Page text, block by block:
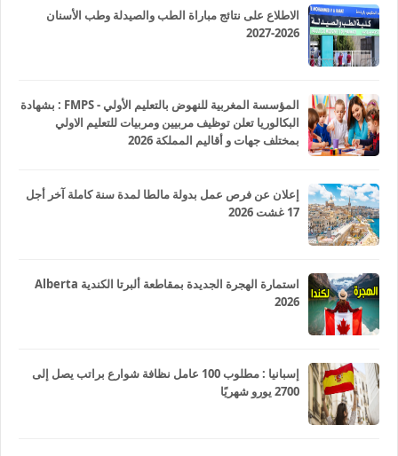
الاطلاع على نتائج مباراة الطب والصيدلة وطب الأسنان
2026-2027
المؤسسة المغربية للنهوض بالتعليم الأولي - FMPS : بشهادة
البكالوريا تعلن توظيف مربيين ومربيات للتعليم الاولي
بمختلف جهات و أقاليم المملكة 2026
إعلان عن فرص عمل بدولة مالطا لمدة سنة كاملة آخر أجل
17 غشت 2026
استمارة الهجرة الجديدة بمقاطعة ألبرتا الكندية Alberta
2026
إسبانيا : مطلوب 100 عامل نظافة شوارع براتب يصل إلى
2700 يورو شهريًا